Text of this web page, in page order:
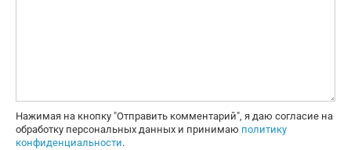
Нажимая на кнопку "Отправить комментарий", я даю согласие на
обработку персональных данных и принимаю политику
конфиденциальности.